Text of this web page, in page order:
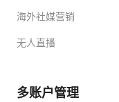
海外社媒营销
无人直播
多账户管理